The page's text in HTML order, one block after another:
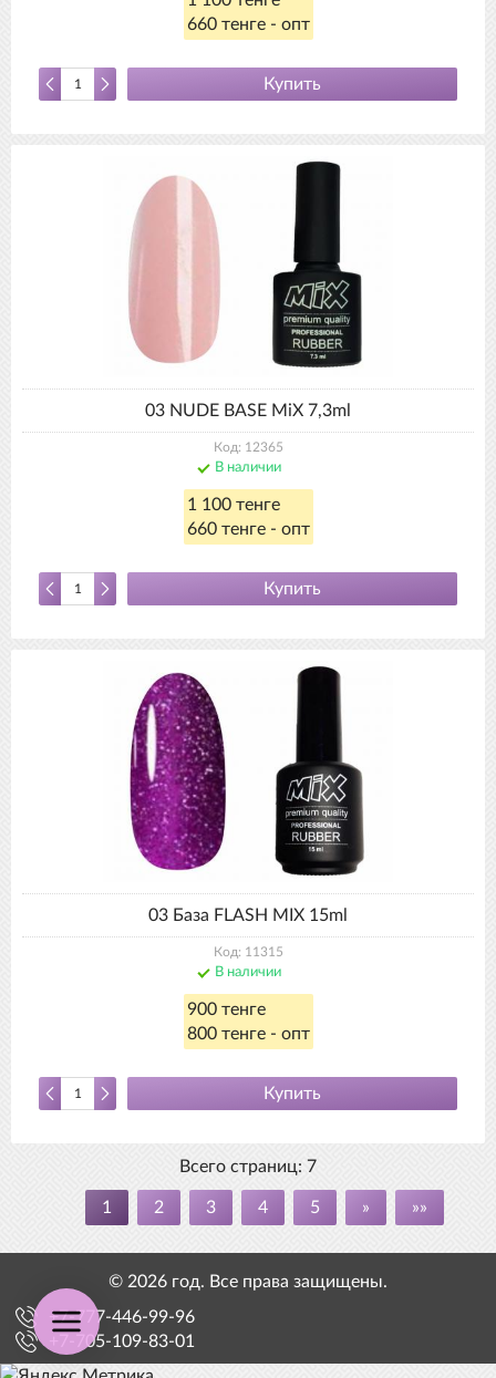
660 тенге - опт
Купить
03 NUDE BASE MiX 7,3ml
Код: 12365
В наличии
1 100 тенге
660 тенге - опт
Купить
03 База FLASH MIX 15ml
Код: 11315
В наличии
900 тенге
800 тенге - опт
Купить
Всего страниц: 7
1 2 3 4 5 » »»
© 2026 год. Все права защищены.
+7-777-446-99-96
+7-705-109-83-01